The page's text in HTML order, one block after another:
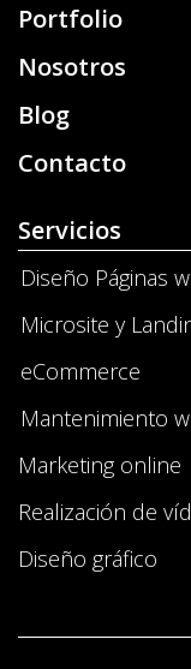
Portfolio
Nosotros
Blog
Contacto
Servicios
Diseño Páginas
Microsite y
eCommerce
Mantenimiento
Marketing online
Realización de
Diseño gráfico